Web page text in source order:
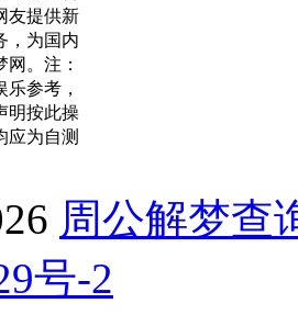
友提供新
，为国内
。注：
参考，
明按此操
应为自测
周公解梦查
号-2